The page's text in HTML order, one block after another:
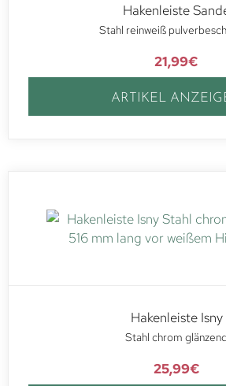
Hakenleiste
Stahl reinweiß
21,99€
ARTIKEL
Hakenleiste Isny
Stahl chrom glänzend
25,99€